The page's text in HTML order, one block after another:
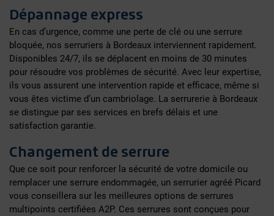
Dépannage express
En cas d’urgence, comme une perte de clé ou une serrure
bloquée, nos serruriers à Bordeaux interviennent rapidement.
Disponibles 24/7, ils se déplacent en moins de 30 minutes
pour résoudre vos problèmes de sécurité. Avec leur expertise,
ils vous assurent une intervention rapide et efficace, même si
vous êtes victime d’un cambriolage. La serrurerie à Bordeaux
se distingue par ses services en brefs délais et une
satisfaction garantie.
Changement de serrure
Que ce soit pour renforcer la sécurité de votre domicile ou
remplacer une serrure endommagée, un serrurier agréé Picard
vous conseillera sur les meilleures options de serrures
multipoints certifiées A2P. Ces serrures sont conçues pour